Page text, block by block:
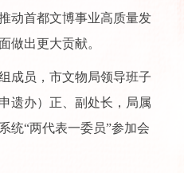
动首都文博事业高质量发
做出更大贡献。
员，市文物局领导班子
遗办）正、副处长，局属
统“两代表一委员”参加会